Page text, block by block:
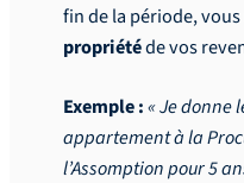
fin de la période, vous
propriétéde vos
Exemple :« Je donne
appartement à la
l’Assomption pour 5